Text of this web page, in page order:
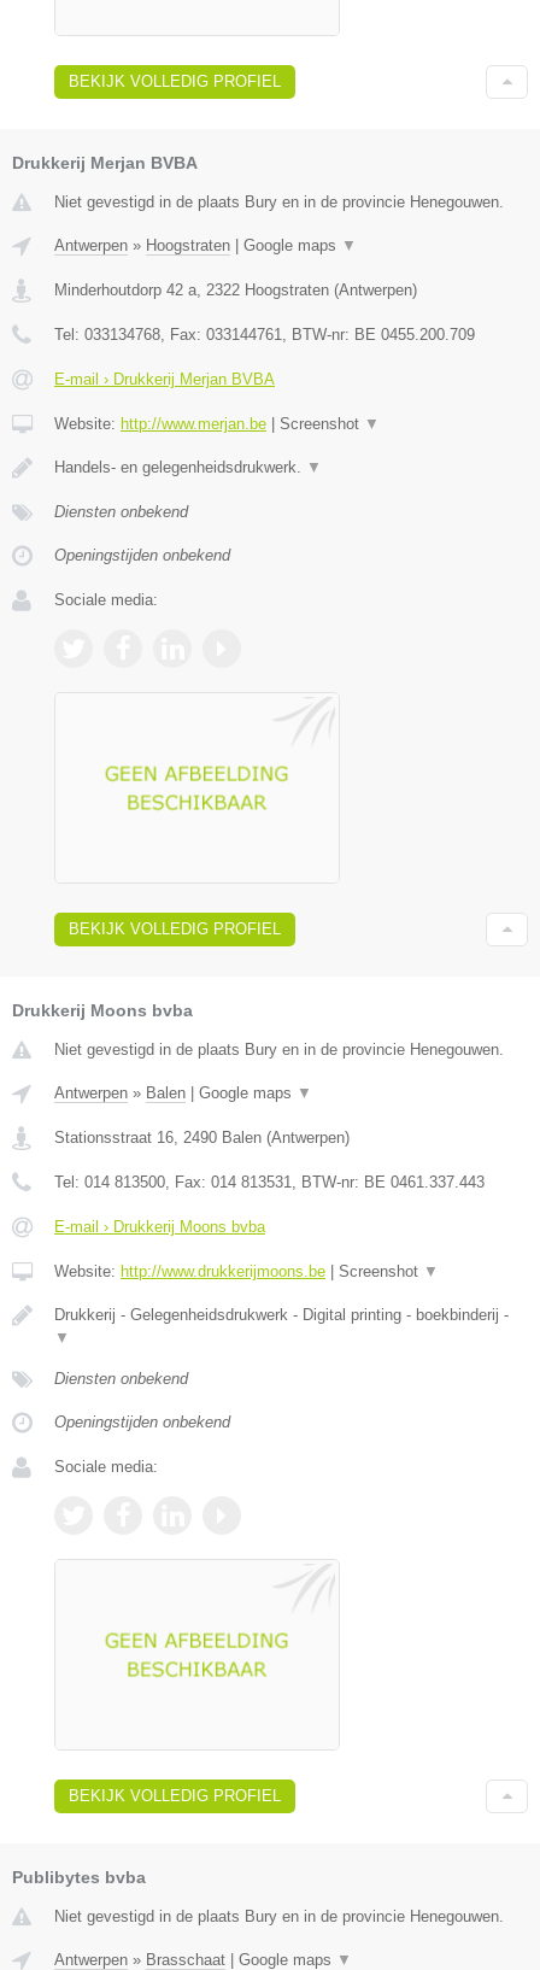
BEKIJK VOLLEDIG PROFIEL
Drukkerij Merjan BVBA
Niet gevestigd in de plaats Bury en in de provincie Henegouwen.
Antwerpen » Hoogstraten Google maps ▼
Minderhoutdorp 42 a, 2322 Hoogstraten (Antwerpen)
Tel: 033134768, Fax: 033144761, BTW-nr: BE 0455.200.709
E-mail › Drukkerij Merjan BVBA
Website: http://www.merjan.be Screenshot ▼
Handels- en gelegenheidsdrukwerk. ▼
Diensten onbekend
Openingstijden onbekend
Sociale media:
BEKIJK VOLLEDIG PROFIEL
Drukkerij Moons bvba
Niet gevestigd in de plaats Bury en in de provincie Henegouwen.
Antwerpen » Balen Google maps ▼
Stationsstraat 16, 2490 Balen (Antwerpen)
Tel: 014 813500, Fax: 014 813531, BTW-nr: BE 0461.337.443
E-mail › Drukkerij Moons bvba
Website: http://www.drukkerijmoons.be Screenshot ▼
Drukkerij - Gelegenheidsdrukwerk - Digital printing - boekbinderij -
▼
Diensten onbekend
Openingstijden onbekend
Sociale media:
BEKIJK VOLLEDIG PROFIEL
Publibytes bvba
Niet gevestigd in de plaats Bury en in de provincie Henegouwen.
Antwerpen » Brasschaat Google maps ▼